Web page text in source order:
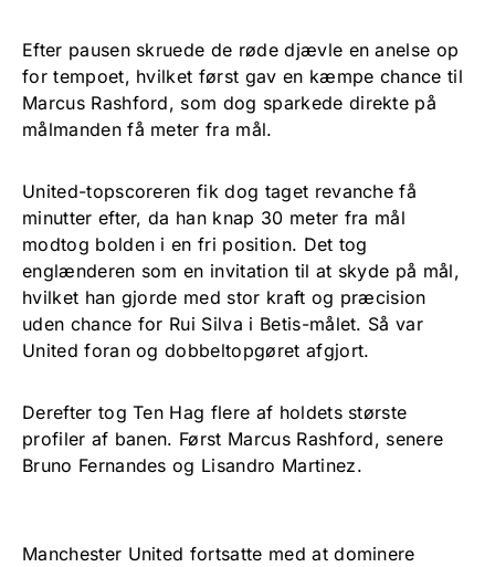
Efter pausen skruede de røde djævle en anelse op
for tempoet, hvilket først gav en kæmpe chance til
Marcus Rashford, som dog sparkede direkte på
målmanden få meter fra mål.
United-topscoreren fik dog taget revanche få
minutter efter, da han knap 30 meter fra mål
modtog bolden i en fri position. Det tog
englænderen som en invitation til at skyde på mål,
hvilket han gjorde med stor kraft og præcision
uden chance for Rui Silva i Betis-målet. Så var
United foran og dobbeltopgøret afgjort.
Derefter tog Ten Hag flere af holdets største
profiler af banen. Først Marcus Rashford, senere
Bruno Fernandes og Lisandro Martinez.
Manchester United fortsatte med at dominere